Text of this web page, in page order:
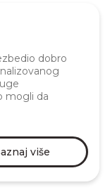
dobro
mogli da
više